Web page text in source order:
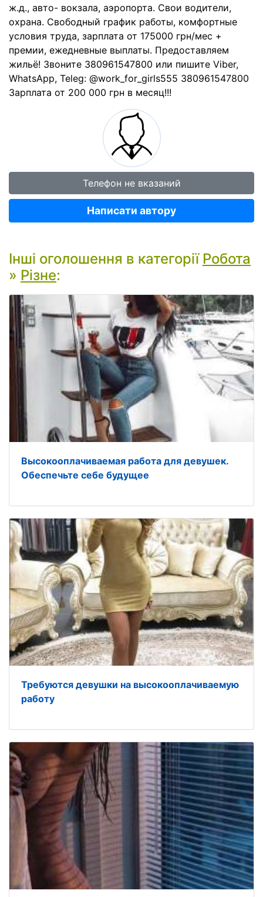
ж.д., авто- вокзала, аэропорта. Свои водители,
охрана. Свободный график работы, комфортные
условия труда, зарплата от 175000 грн/мес +
премии, ежедневные выплаты. Предоставляем
жильё! Звоните 380961547800 или пишите Viber,
WhatsApp, Teleg: @work_for_girls555 380961547800
Зарплата от 200 000 грн в месяц!!!
Телефон не вказаний
Написати автору
Інші оголошення в категорії Робота
» Різне:
Высокооплачиваемая работа для девушек.
Обеспечьте себе будущее
Требуются девушки на высокооплачиваемую
работу